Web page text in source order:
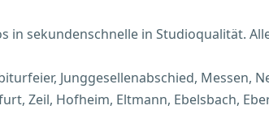
sekundenschnelle in Studioqualität.
Junggesellenabschied, Messen,
Zeil, Hofheim, Eltmann, Ebelsbach,